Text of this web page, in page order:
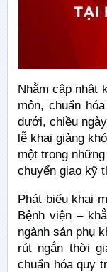
Nhằm cập nhật
môn, chuẩn
dưới, chiều
lễ khai giảng
một trong
chuyển giao kỹ
Phát biểu khai
Bệnh viện –
ngành sản phụ
rút ngắn thời
chuẩn hóa quy